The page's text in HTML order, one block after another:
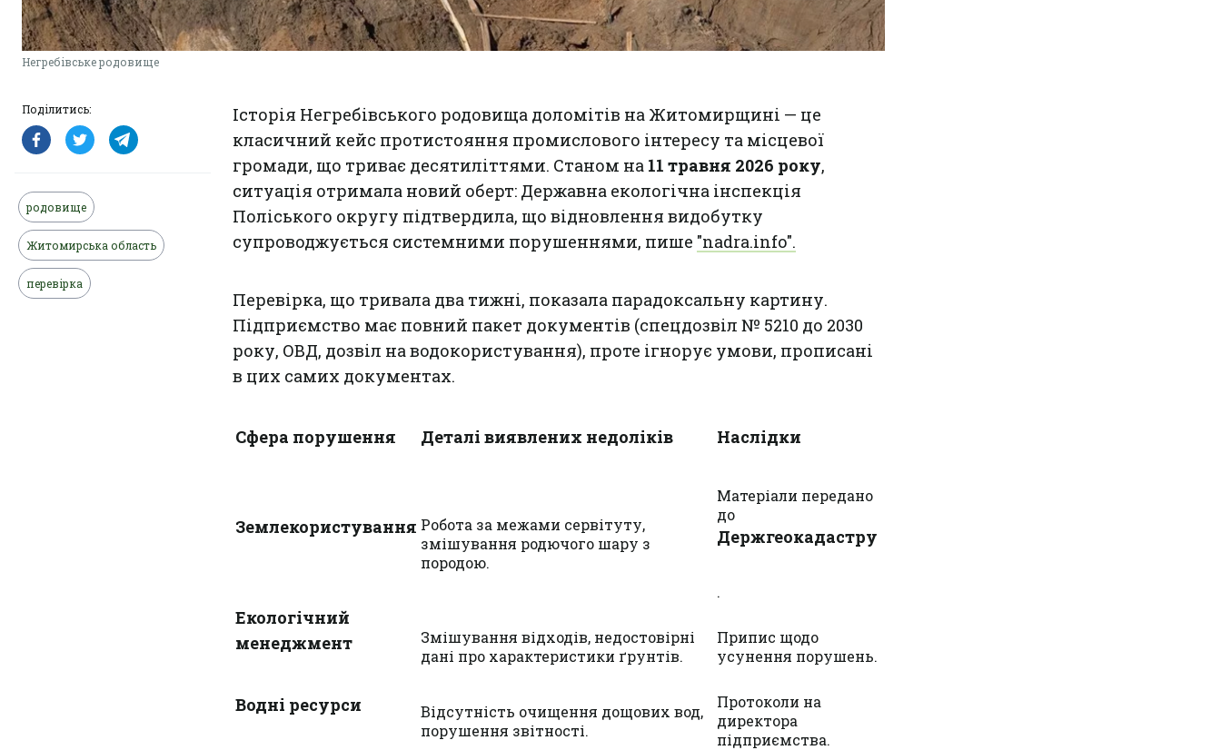
Негребівське родовище
Поділитись:
родовище
Житомирська область
перевірка
Історія Негребівського родовища доломітів на Житомирщині — це
класичний кейс протистояння промислового інтересу та місцевої
громади, що триває десятиліттями. Станом на 11 травня 2026 року,
ситуація отримала новий оберт: Державна екологічна інспекція
Поліського округу підтвердила, що відновлення видобутку
супроводжується системними порушеннями, пише "nadra.info".
Перевірка, що тривала два тижні, показала парадоксальну картину.
Підприємство має повний пакет документів (спецдозвіл № 5210 до 2030
року, ОВД, дозвіл на водокористування), проте ігнорує умови, прописані
в цих самих документах.
Сфера порушення Деталі виявлених недоліків Наслідки
Землекористування Робота за межами сервітуту,
змішування родючого шару з
породою.
Матеріали передано
до
Держгеокадастру
.
Екологічний
менеджмент
Змішування відходів, недостовірні
дані про характеристики ґрунтів.
Припис щодо
усунення порушень.
Водні ресурси
Відсутність очищення дощових вод,
порушення звітності.
Протоколи на
директора
підприємства.